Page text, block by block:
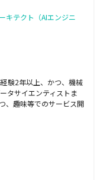
キテクト（AIエンジニ
験2年以上、かつ、機械
タサイエンティストま
、趣味等でのサービス開